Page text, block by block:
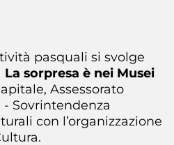
pasquali si svolge
La sorpresa è nei Musei
Assessorato
Sovrintendenza
con l’organizzazione